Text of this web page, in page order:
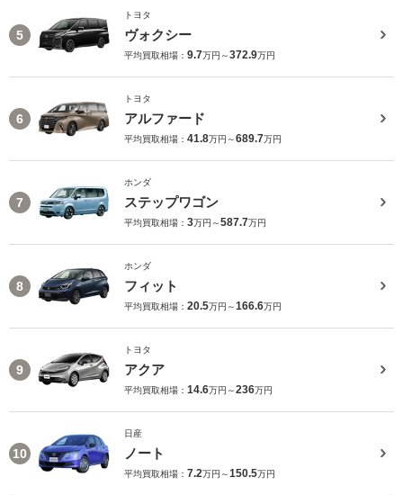
5
トヨタ
ヴォクシー
平均買取相場： 9.7万円～372.9万円
6
トヨタ
アルファード
平均買取相場： 41.8万円～689.7万円
7
ホンダ
ステップワゴン
平均買取相場： 3万円～587.7万円
8
ホンダ
フィット
平均買取相場： 20.5万円～166.6万円
9
トヨタ
アクア
平均買取相場： 14.6万円～236万円
10
日産
ノート
平均買取相場： 7.2万円～150.5万円